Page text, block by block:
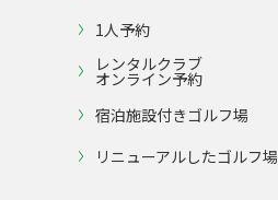
1人予約
レンタルクラブ
オンライン予約
宿泊施設付きゴルフ場
リニューアルしたゴルフ場